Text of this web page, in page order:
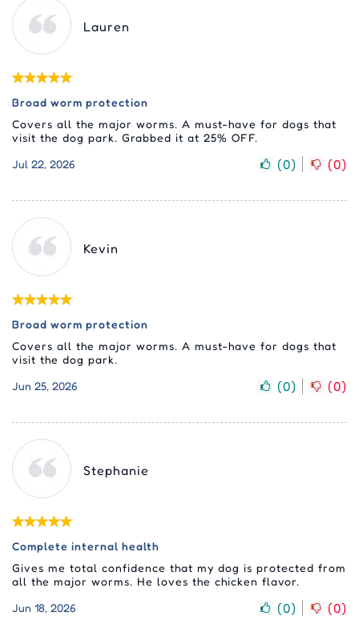
Lauren
Broad worm protection
Covers all the major worms. A must-have for dogs that
visit the dog park. Grabbed it at 25% OFF.
Jul 22, 2026
(0) (0)
Kevin
Broad worm protection
Covers all the major worms. A must-have for dogs that
visit the dog park.
Jun 25, 2026
(0) (0)
Stephanie
Complete internal health
Gives me total confidence that my dog is protected from
all the major worms. He loves the chicken flavor.
Jun 18, 2026
(0) (0)